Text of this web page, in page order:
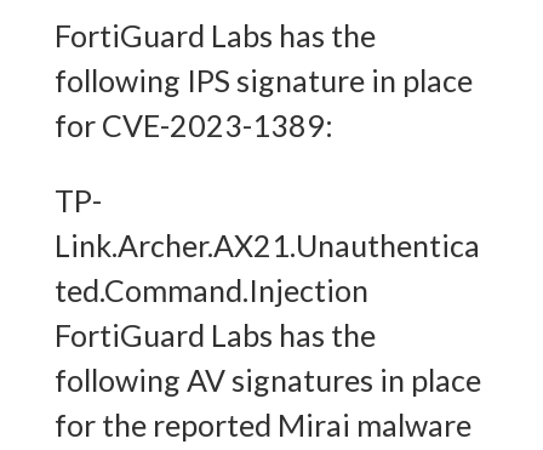
FortiGuard Labs has the
following IPS signature in place
for CVE-2023-1389:
TP-
Link.Archer.AX21.Unauthentica
ted.Command.Injection
FortiGuard Labs has the
following AV signatures in place
for the reported Mirai malware